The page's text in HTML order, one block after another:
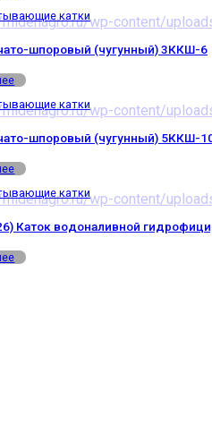
катки
шпоровый (чугунный) 3ККШ-6
катки
шпоровый (чугунный) 5ККШ-
катки
Каток водоналивной